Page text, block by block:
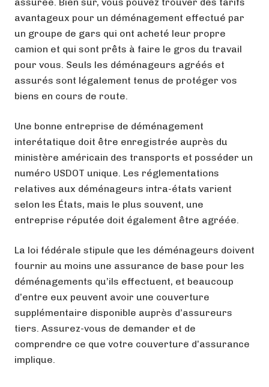
avantageux pour un déménagement effectué par
un groupe de gars qui ont acheté leur propre
camion et qui sont prêts à faire le gros du travail
pour vous. Seuls les déménageurs agréés et
assurés sont légalement tenus de protéger vos
biens en cours de route.
Une bonne entreprise de déménagement
interétatique doit être enregistrée auprès du
ministère américain des transports et posséder un
numéro USDOT unique. Les réglementations
relatives aux déménageurs intra-états varient
selon les États, mais le plus souvent, une
entreprise réputée doit également être agréée.
La loi fédérale stipule que les déménageurs doivent
fournir au moins une assurance de base pour les
déménagements qu’ils effectuent, et beaucoup
d’entre eux peuvent avoir une couverture
supplémentaire disponible auprès d’assureurs
tiers. Assurez-vous de demander et de
comprendre ce que votre couverture d’assurance
implique.